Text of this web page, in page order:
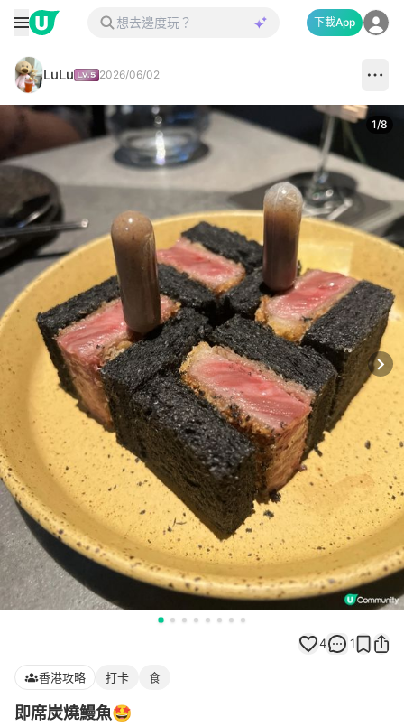
下載App
LuLu 2026/06/02
1/8
4 1
香港攻略 打卡 食
即席炭燒鰻魚🤩